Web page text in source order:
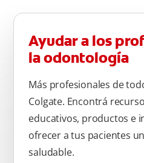
Ayudar a los
la odontología
Más profesionales de
Colgate. Encontrá
educativos, productos e
ofrecer a tus pacientes
saludable.